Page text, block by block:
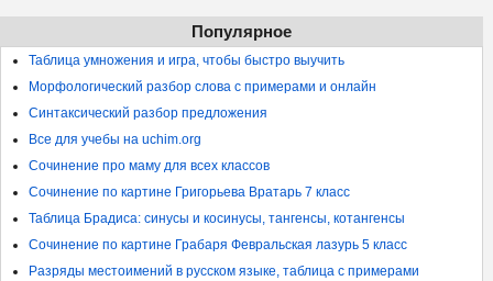
Популярное
Таблица умножения и игра, чтобы быстро выучить
Морфологический разбор слова с примерами и онлайн
Синтаксический разбор предложения
Все для учебы на uchim.org
Сочинение про маму для всех классов
Сочинение по картине Григорьева Вратарь 7 класс
Таблица Брадиса: синусы и косинусы, тангенсы, котангенсы
Сочинение по картине Грабаря Февральская лазурь 5 класс
Разряды местоимений в русском языке, таблица с примерами